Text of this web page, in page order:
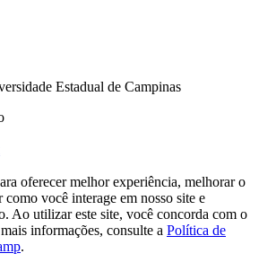
Estadual de Campinas
oferecer melhor experiência, melhorar o
como você interage em nosso site e
Ao utilizar este site, você concorda com o
informações, consulte a Política de
.